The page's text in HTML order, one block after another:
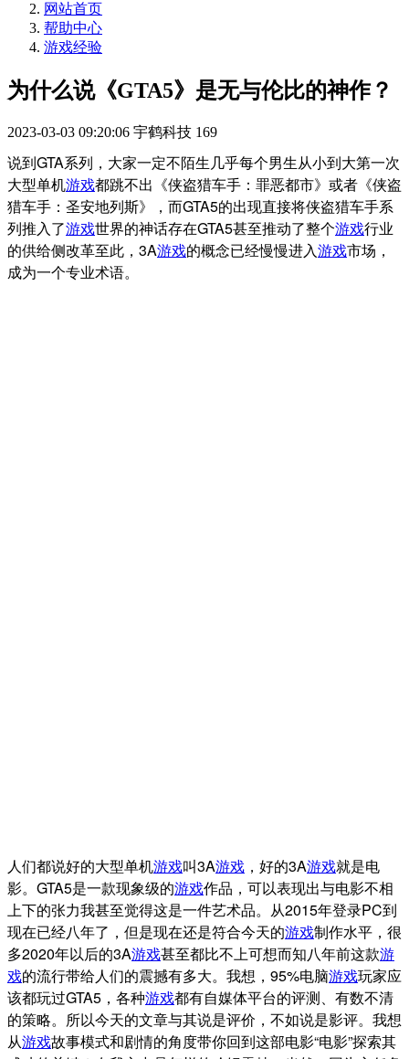
网站首页
帮助中心
游戏经验
为什么说《GTA5》是无与伦比的神作？
2023-03-03 09:20:06 宇鹤科技 169
说到GTA系列，大家一定不陌生几乎每个男生从小到大第一次
大型单机游戏都跳不出《侠盗猎车手：罪恶都市》或者《侠盗
猎车手：圣安地列斯》，而GTA5的出现直接将侠盗猎车手系
列推入了游戏世界的神话存在GTA5甚至推动了整个游戏行业
的供给侧改革至此，3A游戏的概念已经慢慢进入游戏市场，
成为一个专业术语。
人们都说好的大型单机游戏叫3A游戏 ，好的3A游戏就是电
影。GTA5是一款现象级的游戏作品，可以表现出与电影不相
上下的张力我甚至觉得这是一件艺术品。从2015年登录PC到
现在已经八年了，但是现在还是符合今天的游戏制作水平，很
多2020年以后的3A游戏甚至都比不上可想而知八年前这款游
戏的流行带给人们的震撼有多大。我想，95%电脑游戏玩家应
该都玩过GTA5，各种游戏都有自媒体平台的评测、有数不清
的策略。所以今天的文章与其说是评价，不如说是影评。我想
从游戏故事模式和剧情的角度带你回到这部电影“电影”探索其